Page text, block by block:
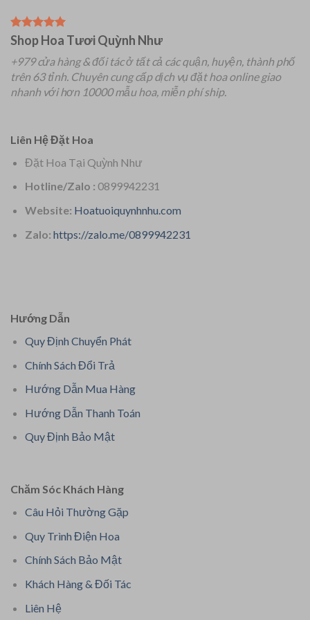
Shop Hoa Tươi Quỳnh Như
+979 cửa hàng & đối tác ở tất cả các quận, huyện, thành phố
trên 63 tỉnh. Chuyên cung cấp dịch vụ đặt hoa online giao
nhanh với hơn 10000 mẫu hoa, miễn phí ship.
Liên Hệ Đặt Hoa
Đặt Hoa Tại Quỳnh Như
Hotline/Zalo : 0899942231
Website: Hoatuoiquynhnhu.com
Zalo: https://zalo.me/0899942231
Hướng Dẫn
Quy Định Chuyển Phát
Chính Sách Đổi Trả
Hướng Dẫn Mua Hàng
Hướng Dẫn Thanh Toán
Quy Định Bảo Mật
Chăm Sóc Khách Hàng
Câu Hỏi Thường Gặp
Quy Trình Điện Hoa
Chính Sách Bảo Mật
Khách Hàng & Đối Tác
Liên Hệ